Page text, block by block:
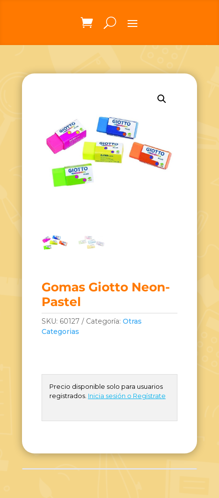
Gomas Giotto Neon-
Pastel
SKU: 60127 Categoría: Otras
Categorias
Precio disponible solo para usuarios
registrados. Inicia sesión o Regístrate